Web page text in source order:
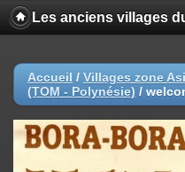
Les anciens villages
Accueil / Villages zone
(TOM - Polynésie) /